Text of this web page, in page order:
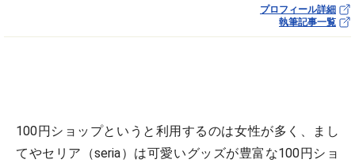
プロフィール詳細
執筆記事一覧
100円ショップというと利用するのは女性が多く、まし
てやセリア（seria）は可愛いグッズが豊富な100円ショ